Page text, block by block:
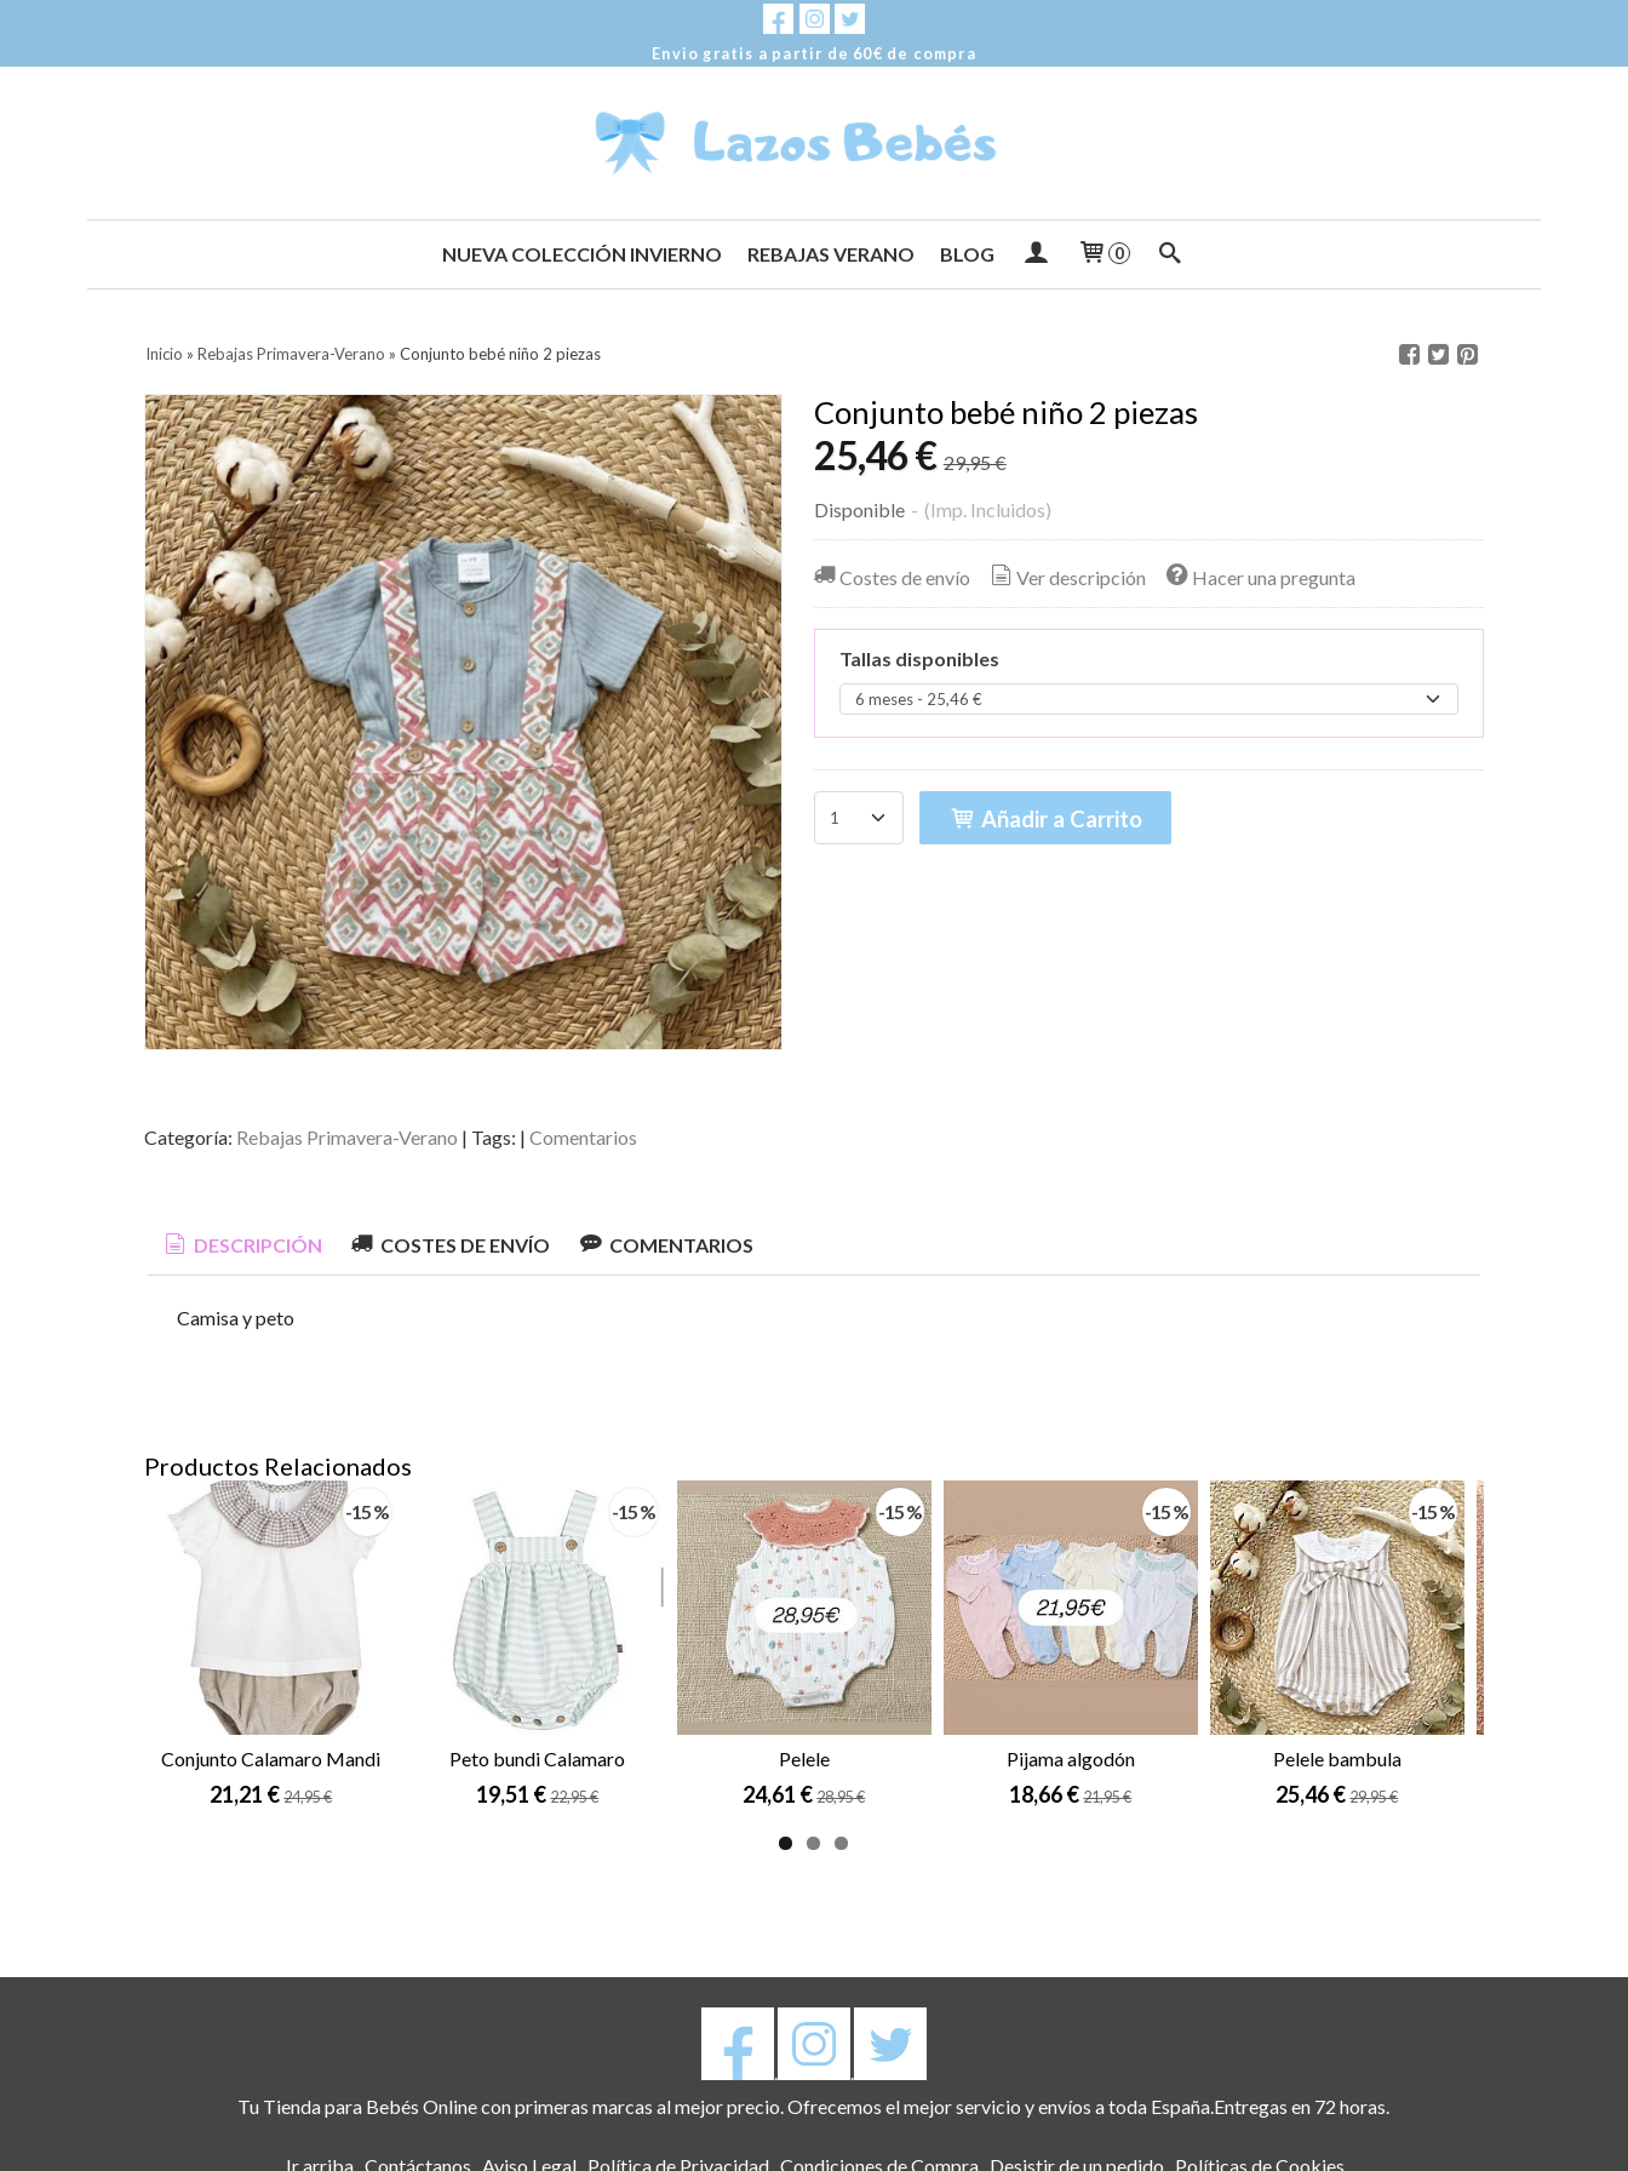
Envio gratis a partir de 60€ de compra
NUEVA COLECCIÓN INVIERNO REBAJAS VERANO BLOG 0
Inicio » Rebajas Primavera-Verano » Conjunto bebé niño 2 piezas
Conjunto bebé niño 2 piezas
25,46 € 29,95 €
Disponible - (Imp. Incluidos)
Costes de envío Ver descripción Hacer una pregunta
Tallas disponibles
Añadir a Carrito
Categoría: Rebajas Primavera-Verano | Tags: | Comentarios
DESCRIPCIÓN COSTES DE ENVÍO COMENTARIOS
Camisa y peto
Productos Relacionados
-15 %
Conjunto Calamaro Mandi
21,21 €24,95 €
-15 %
Peto bundi Calamaro
19,51 €22,95 €
-15 %
Pelele
24,61 €28,95 €
-15 %
Pijama algodón
18,66 €21,95 €
-15 %
Pelele bambula
25,46 €29,95 €
.
.
Tu Tienda para Bebés Online con primeras marcas al mejor precio. Ofrecemos el mejor servicio y envíos a toda España.Entregas en 72 horas.
Ir arriba Contáctanos Aviso Legal Política de Privacidad Condiciones de Compra Desistir de un pedido Políticas de Cookies